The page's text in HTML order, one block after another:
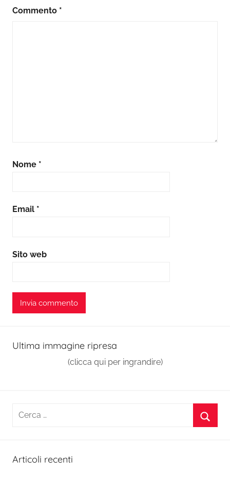
Commento *
Nome *
Email *
Sito web
Ultima immagine ripresa
(clicca qui per ingrandire)
Ricerca
Articoli recenti